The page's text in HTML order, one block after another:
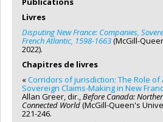
Fox
Sources de financement :
Programmes de subvention :
Canada, vise à développer des outils
d’interrogation documentaire afin de
transcrits sur la Nouvelle-France.
institutionnelle du CRSH -
Livres
Disputing New France: Companies,
French Atlantic, 1598-1663(McGill-
2022).
Chapitres de livres
«Corridors of jurisdiction: The Role of
Sovereign Claims-Making in New
Allan Greer, dir.,Before Canada:
Connected World(McGill-Queen's
221-246.